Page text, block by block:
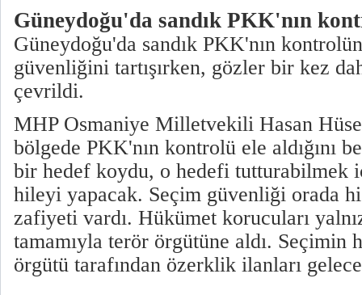
Güneydoğu'da sandık PKK'nın
Güneydoğu'da sandık PKK'nın
güvenliğini tartışırken, gözler bir kez
çevrildi.
MHP Osmaniye Milletvekili Hasan
bölgede PKK'nın kontrolü ele aldığını
bir hedef koydu, o hedefi tutturabilmek
hileyi yapacak. Seçim güvenliği orada
zafiyeti vardı. Hükümet korucuları
tamamıyla terör örgütüne aldı. Seçimin
örgütü tarafından özerklik ilanları